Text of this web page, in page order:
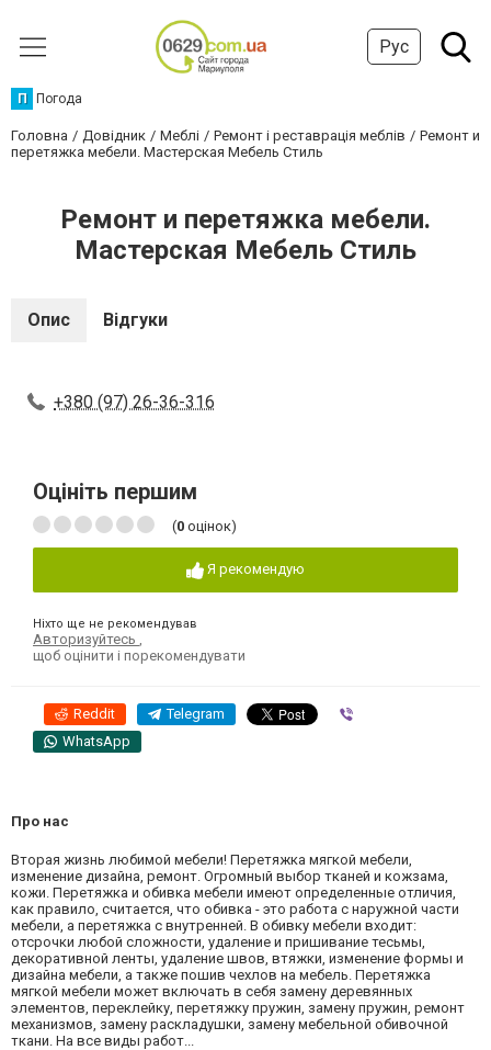
Рус
П Погода
Головна Довідник Меблі Ремонт і реставрація меблів
Ремонт и
перетяжка мебели. Мастерская Мебель Стиль
Ремонт и перетяжка мебели.
Мастерская Мебель Стиль
Опис Відгуки
+380 (97) 26-36-316
Оцініть першим
(0 оцінок)
Я рекомендую
Ніхто ще не рекомендував
Авторизуйтесь
щоб оцінити і порекомендувати
Reddit Telegram
WhatsApp
Про нас
Вторая жизнь любимой мебели! Перетяжка мягкой мебели,
изменение дизайна, ремонт. Огромный выбор тканей и кожзама,
кожи. Перетяжка и обивка мебели имеют определенные отличия,
как правило, считается, что обивка - это работа с наружной части
мебели, а перетяжка с внутренней. В обивку мебели входит:
отсрочки любой сложности, удаление и пришивание тесьмы,
декоративной ленты, удаление швов, втяжки, изменение формы и
дизайна мебели, а также пошив чехлов на мебель. Перетяжка
мягкой мебели может включать в себя замену деревянных
элементов, переклейку, перетяжку пружин, замену пружин, ремонт
механизмов, замену раскладушки, замену мебельной обивочной
ткани. На все виды работ...